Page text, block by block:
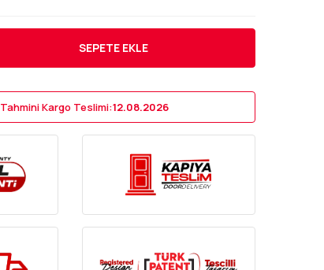
SEPETE EKLE
Tahmini Kargo Teslimi:12.08.2026